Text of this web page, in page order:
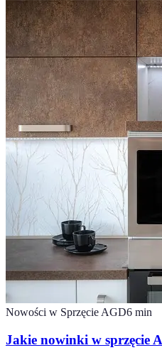
Nowości w Sprzęcie AGD6 min
Jakie nowinki w sprzęcie